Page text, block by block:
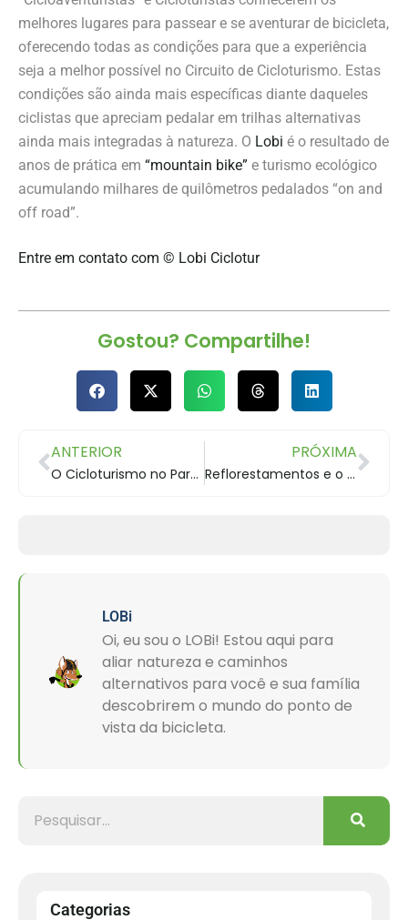
melhores lugares para passear e se aventurar de bicicleta,
oferecendo todas as condições para que a experiência
seja a melhor possível no Circuito de Cicloturismo. Estas
condições são ainda mais específicas diante daqueles
ciclistas que apreciam pedalar em trilhas alternativas
ainda mais integradas à natureza. O Lobi é o resultado de
anos de prática em “mountain bike” e turismo ecológico
acumulando milhares de quilômetros pedalados “on and
off road”.
Entre em contato com © Lobi Ciclotur
Gostou? Compartilhe!
ANTERIOR
O Cicloturismo no Paraná
PRÓXIMA
Reflorestamentos e o Cicloturismo
LOBi
Oi, eu sou o LOBi! Estou aqui para
aliar natureza e caminhos
alternativos para você e sua família
descobrirem o mundo do ponto de
vista da bicicleta.
Categorias